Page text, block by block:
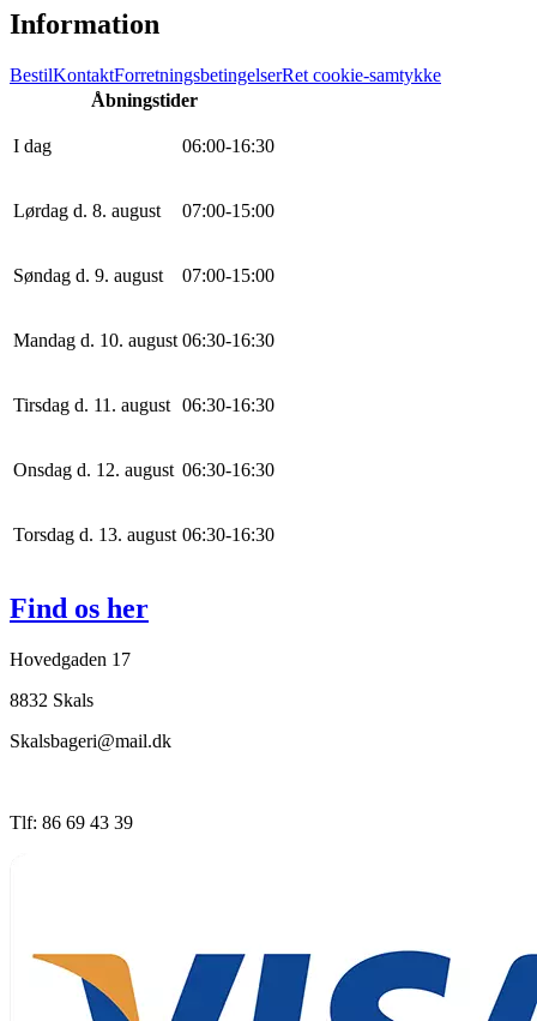
Information
BestilKontaktForretningsbetingelserRet cookie-samtykke
Åbningstider
I dag 06:00-16:30
Lørdag d. 8. august 07:00-15:00
Søndag d. 9. august 07:00-15:00
Mandag d. 10. august 06:30-16:30
Tirsdag d. 11. august 06:30-16:30
Onsdag d. 12. august 06:30-16:30
Torsdag d. 13. august 06:30-16:30
Find os her
Hovedgaden 17
8832 Skals
Skalsbageri@mail.dk
Tlf: 86 69 43 39